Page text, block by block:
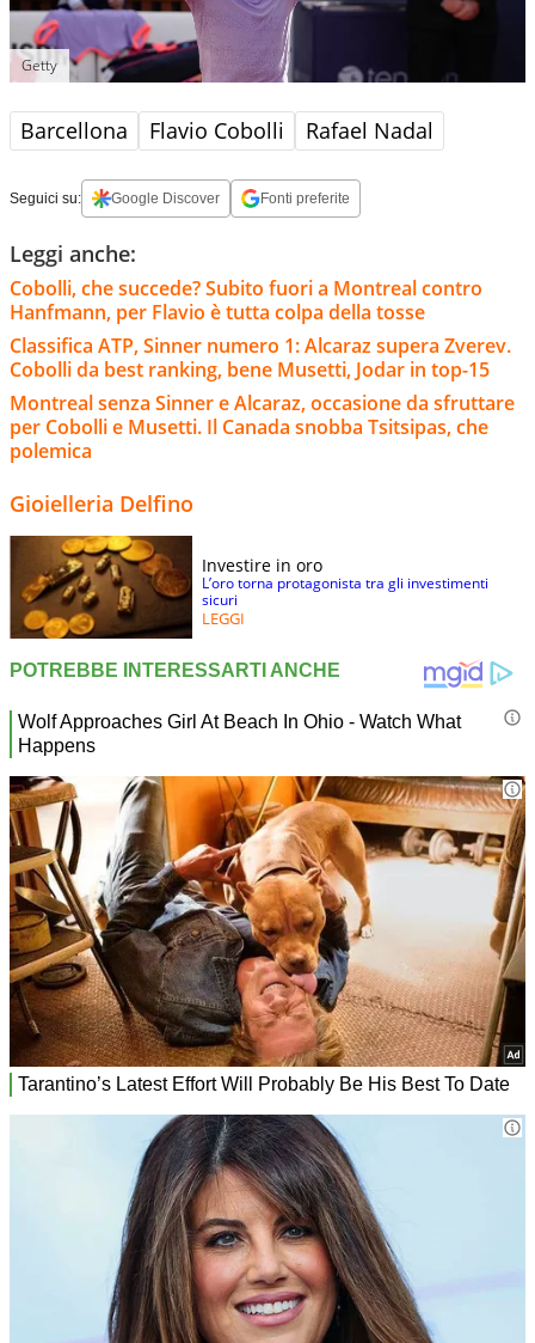
Getty
Barcellona Flavio Cobolli Rafael Nadal
Seguici su: Google Discover Fonti preferite
Leggi anche:
Cobolli, che succede? Subito fuori a Montreal contro
Hanfmann, per Flavio è tutta colpa della tosse
Classifica ATP, Sinner numero 1: Alcaraz supera Zverev.
Cobolli da best ranking, bene Musetti, Jodar in top-15
Montreal senza Sinner e Alcaraz, occasione da sfruttare
per Cobolli e Musetti. Il Canada snobba Tsitsipas, che
polemica
Gioielleria Delfino
Investire in oro
L’oro torna protagonista tra gli investimenti
sicuri
LEGGI